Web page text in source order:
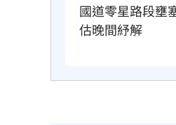
國道零星路段壅
估晚間紓解